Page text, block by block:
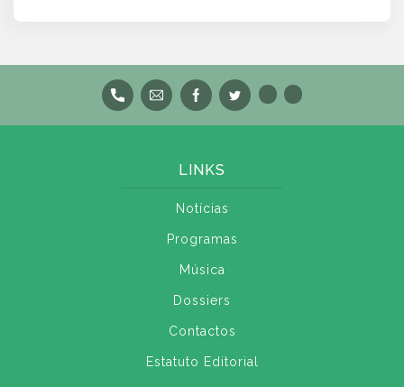
LINKS
Notícias
Programas
Música
Dossiers
Contactos
Estatuto Editorial